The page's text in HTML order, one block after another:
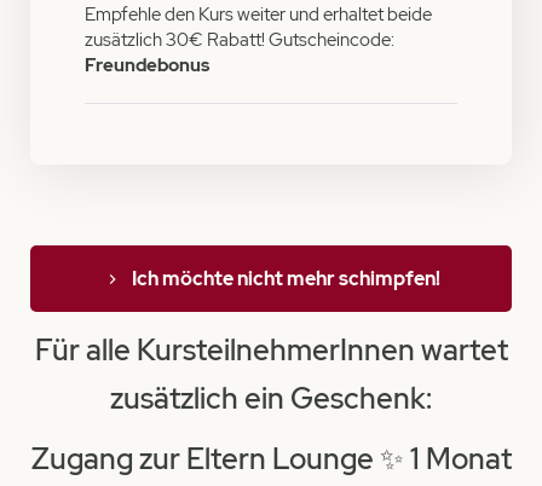
Empfehle den Kurs weiter und erhaltet beide
zusätzlich 30€ Rabatt! Gutscheincode:
Freundebonus
Ich möchte nicht mehr schimpfen!
Für alle KursteilnehmerInnen wartet
zusätzlich ein Geschenk:
Zugang zur Eltern Lounge ✨ 1 Monat